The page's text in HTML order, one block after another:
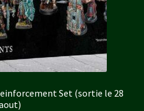
Set (sortie le 28